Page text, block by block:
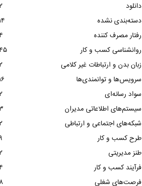
دانلود
دسته‌بندی نشده
رفتار مصرف کننده
روانشناسی کسب و کار
زبان بدن و ارتباطات غیر کلامی
سرویس‌ها و توانمندی‌ها
سواد رسانه‌ای
سیستم‌های اطلاعاتی مدیران
شبکه‌های اجتماعی و ارتباطی
طرح کسب و کار
طنز مدیریتی
فرآیند کسب و کار
فرصت‌های شغلی